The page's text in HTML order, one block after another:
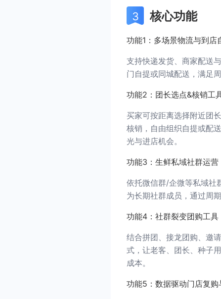
核心功能
功能1：多场景物流与到
支持快递发货、商家配送
门自提或同城配送，满足
功能2：团长选点&核销工
买家可按距离选择附近团
核销，自由组织自提或配
光与进店机会。
功能3：生鲜私域社群运
依托微信群/企微等私域社
为长期社群成员，通过周
功能4：社群裂变团购工
结合拼团、接龙团购、邀
式，让老客、团长、种子
成本。
功能5：数据驱动门店复购